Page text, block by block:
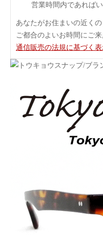
営業時間内であれば
あなたがお住まいの近く
ご都合のよいお時間にご
通信販売の法規に基づく